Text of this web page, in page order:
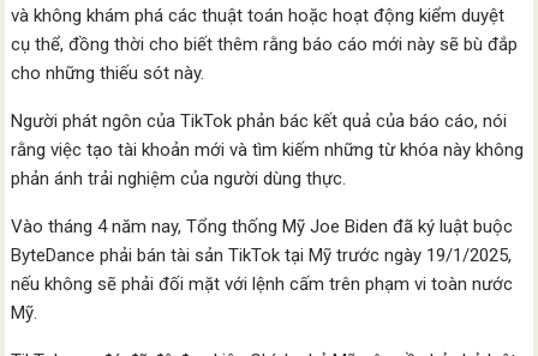
và không khám phá các thuật toán hoặc hoạt động kiểm duyệt
cụ thể, đồng thời cho biết thêm rằng báo cáo mới này sẽ bù đắp
cho những thiếu sót này.
Người phát ngôn của TikTok phản bác kết quả của báo cáo, nói
rằng việc tạo tài khoản mới và tìm kiếm những từ khóa này không
phản ánh trải nghiệm của người dùng thực.
Vào tháng 4 năm nay, Tổng thống Mỹ Joe Biden đã ký luật buộc
ByteDance phải bán tài sản TikTok tại Mỹ trước ngày 19/1/2025,
nếu không sẽ phải đối mặt với lệnh cấm trên phạm vi toàn nước
Mỹ.